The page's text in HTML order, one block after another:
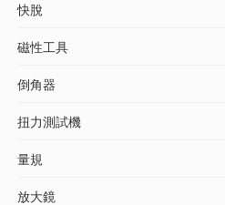
快脫
磁性工具
倒角器
扭力測試機
量規
放大鏡